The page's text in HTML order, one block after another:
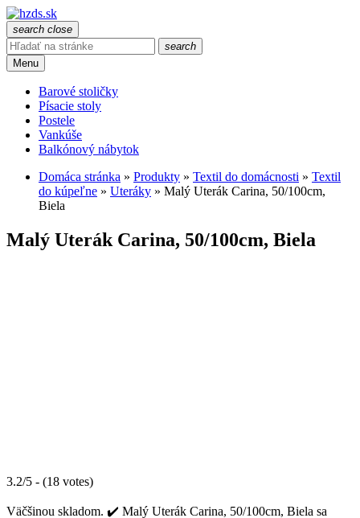
search close
search
Menu
Barové stoličky
Písacie stoly
Postele
Vankúše
Balkónový nábytok
Domáca stránka » Produkty » Textil do domácnosti » Textil
do kúpeľne » Uteráky » Malý Uterák Carina, 50/100cm,
Biela
Malý Uterák Carina, 50/100cm, Biela
3.2/5 - (18 votes)
Väčšinou skladom. ✔️ Malý Uterák Carina, 50/100cm, Biela sa